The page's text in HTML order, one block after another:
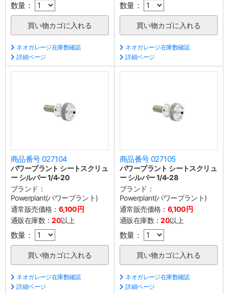
数量：
ネオガレージ在庫数確認
詳細ページ
数量：
ネオガレージ在庫数確認
詳細ページ
商品番号 027104
パワープラント シートスクリュ
ー シルバー 1/4-20
ブランド：
Powerplant(パワープラント)
通常販売価格： 6,100円
通販在庫数：20以上
数量：
ネオガレージ在庫数確認
詳細ページ
商品番号 027105
パワープラント シートスクリュ
ー シルバー 1/4-28
ブランド：
Powerplant(パワープラント)
通常販売価格： 6,100円
通販在庫数：20以上
数量：
ネオガレージ在庫数確認
詳細ページ